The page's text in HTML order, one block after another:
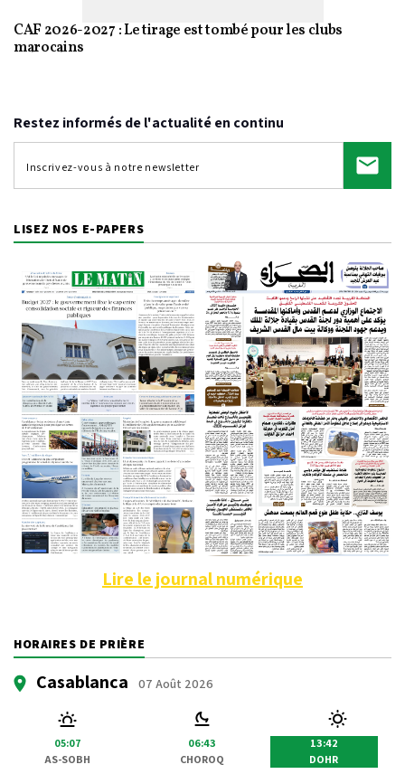
CAF 2026-2027 : Le tirage est tombé pour les clubs
marocains
Restez informés de l'actualité en continu
LISEZ NOS E-PAPERS
Lire le journal numérique
HORAIRES DE PRIÈRE
Casablanca 07 Août 2026
05:07
AS-SOBH
06:43
CHOROQ
13:42
DOHR